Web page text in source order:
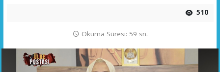
510
Okuma Süresi: 59 sn.